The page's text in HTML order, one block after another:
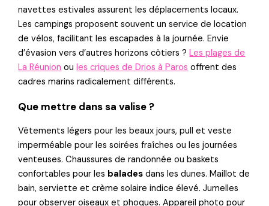
navettes estivales assurent les déplacements locaux.
Les campings proposent souvent un service de location
de vélos, facilitant les escapades à la journée. Envie
d’évasion vers d’autres horizons côtiers ?Les plages de
La Réunion oules criques de Drios à Paros offrent des
cadres marins radicalement différents.
Que mettre dans sa valise ?
Vêtements légers pour les beaux jours, pull et veste
imperméable pour les soirées fraîches ou les journées
venteuses. Chaussures de randonnée ou baskets
confortables pour les balades dans les dunes. Maillot de
bain, serviette et crème solaire indice élevé. Jumelles
pour observer oiseaux et phoques. Appareil photo pour